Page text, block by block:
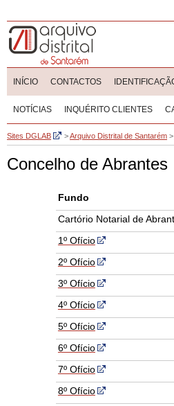
INÍCIO CONTACTOS
NOTÍCIAS INQUÉRITO CLIENTES
Sites DGLAB >Arquivo Distrital de Santarém >
Concelho de Abrantes
Fundo
Cartório Notarial de
1º Ofício
2º Ofício
3º Ofício
4º Ofício
5º Ofício
6º Ofício
7º Ofício
8º Ofício